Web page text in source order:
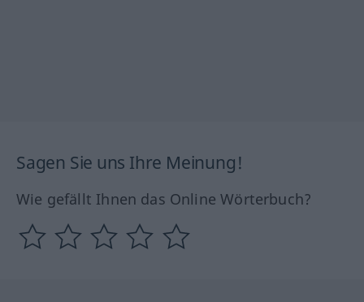
Sagen Sie uns Ihre Meinung!
Wie gefällt Ihnen das Online Wörterbuch?